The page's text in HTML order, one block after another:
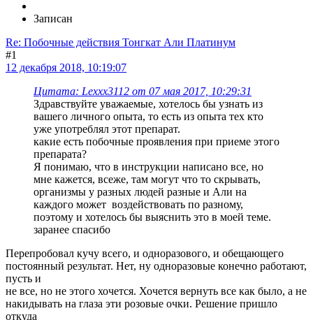
Записан
Re: Побочные действия Тонгкат Али Платинум
#1
12 декабря 2018, 10:19:07
Цитата: Lexxx3112 от 07 мая 2017, 10:29:31
Здравствуйте уважаемые, хотелось бы узнать из
вашего личного опыта, то есть из опыта тех кто
уже употреблял этот препарат.
какие есть побочные проявления при приеме этого
препарата?
Я понимаю, что в инструкции написано все, но
мне кажется, всеже, там могут что то скрывать,
организмы у разных людей разные и Али на
каждого может воздействовать по разному,
поэтому и хотелось бы выяснить это в моей теме.
заранее спасибо
Перепробовал кучу всего, и одноразового, и обещающего
постоянный результат. Нет, ну одноразовые конечно работают,
пусть и
не все, но не этого хочется. Хочется вернуть все как было, а не
накидывать на глаза эти розовые очки. Решение пришло
откуда